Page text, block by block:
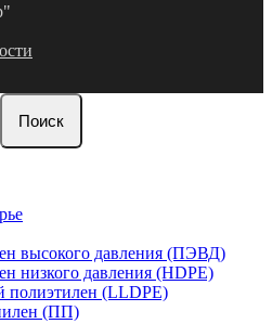
Поиск
высокого давления (ПЭВД)
низкого давления (HDPE)
полиэтилен (LLDPE)
(ПП)